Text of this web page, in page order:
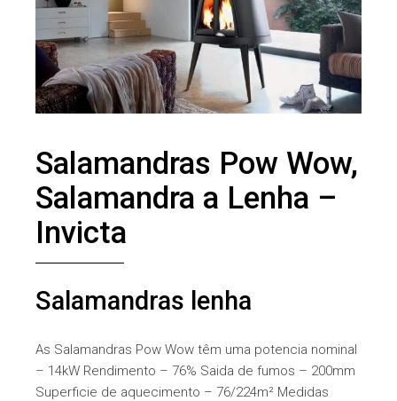
Salamandras Pow Wow,
Salamandra a Lenha –
Invicta
Salamandras lenha
As Salamandras Pow Wow têm uma potencia nominal
– 14kW Rendimento – 76% Saida de fumos – 200mm
Superficie de aquecimento – 76/224m² Medidas